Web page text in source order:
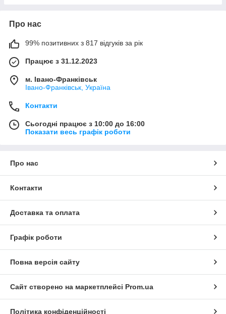
Про нас
99% позитивних з 817 відгуків за рік
Працює з 31.12.2023
м. Івано-Франківськ
Івано-Франківськ, Україна
Контакти
Сьогодні працює з 10:00 до 16:00
Показати весь графік роботи
Про нас
Контакти
Доставка та оплата
Графік роботи
Повна версія сайту
Сайт створено на маркетплейсі Prom.ua
Політика конфіденційності